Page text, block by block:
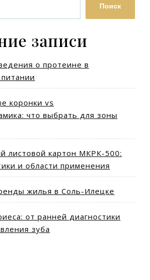
Поиск
записи
о протеине в
коронки vs
что выбрать для зоны
листовой картон МКРК-500:
и области применения
жилья в Соль-Илецке
от ранней диагностики
зуба